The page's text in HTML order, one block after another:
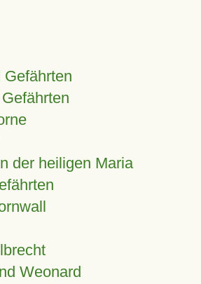
Gefährten
der heiligen Maria
Weonard